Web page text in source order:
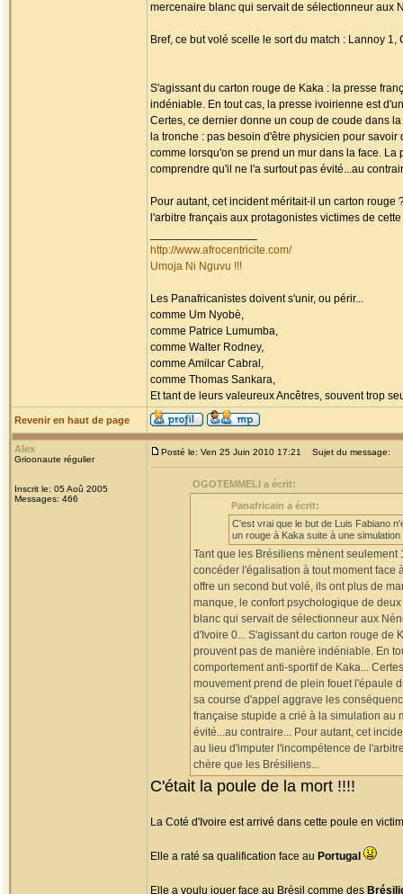
mercenaire blanc qui servait de sélectionneur aux
Bref, ce but volé scelle le sort du match : Lannoy 1,
S'agissant du carton rouge de Kaka : la presse
indéniable. En tout cas, la presse ivoirienne est
Certes, ce dernier donne un coup de coude dans
la tronche : pas besoin d'être physicien pour
comme lorsqu'on se prend un mur dans la face.
comprendre qu'il ne l'a surtout pas évité...au
Pour autant, cet incident méritait-il un carton
l'arbitre français aux protagonistes victimes de
http://www.afrocentricite.com/
Umoja Ni Nguvu !!!
Les Panafricanistes doivent s'unir, ou périr...
comme Um Nyobè,
comme Patrice Lumumba,
comme Walter Rodney,
comme Amilcar Cabral,
comme Thomas Sankara,
Et tant de leurs valeureux Ancêtres, souvent trop
Revenir en haut de page
Alex
Grioonaute régulier
Inscrit le: 05 Aoû 2005
Messages: 466
Posté le: Ven 25 Juin 2010 17:21 Sujet du message:
OGOTEMMELI a écrit:
Panafricain a écrit:
C'est vrai que le but de Luis Fabiano
un rouge à Kaka suite à une simulation
Tant que les Brésiliens mènent
concéder l'égalisation à tout moment face
offre un second but volé, ils ont plus de
manque, le confort psychologique de
blanc qui servait de sélectionneur aux
d'Ivoire 0... S'agissant du carton rouge de
prouvent pas de manière indéniable. En
comportement anti-sportif de Kaka...
mouvement prend de plein fouet l'épaule
sa course d'appel aggrave les
française stupide a crié à la simulation au
évité...au contraire... Pour autant, cet
au lieu d'imputer l'incompétence de
chère que les Brésiliens...
C'était la poule de la mort !!!!
La Coté d'Ivoire est arrivé dans cette poule en
Elle a raté sa qualification face au Portugal
Elle a voulu jouer face au Brésil comme des